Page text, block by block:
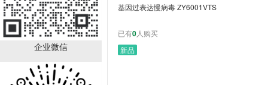
企业微信
基因过表达慢病毒 ZY6001VTS
已有0人购买
新品